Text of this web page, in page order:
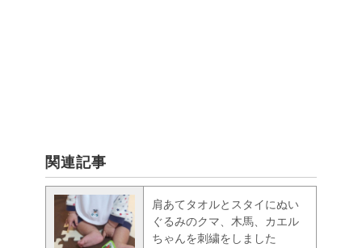
関連記事
肩あてタオルとスタイにぬい
ぐるみのクマ、木馬、カエル
ちゃんを刺繍をしました